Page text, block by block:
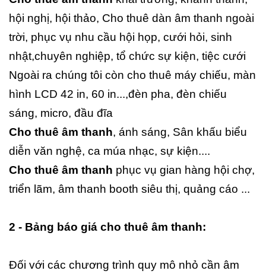
hội nghị, hội thảo, Cho thuê dàn âm thanh ngoài
trời, phục vụ nhu cầu hội họp, cưới hỏi, sinh
nhật,chuyên nghiệp, tổ chức sự kiện, tiệc cưới
Ngoài ra chúng tôi còn cho thuê máy chiếu, màn
hình LCD 42 in, 60 in...,đèn pha, đèn chiếu
sáng, micro, đầu đĩa
Cho thuê âm thanh, ánh sáng, Sân khấu biểu
diễn văn nghệ, ca múa nhạc, sự kiện....
Cho thuê âm thanh phục vụ gian hàng hội chợ,
triển lãm, âm thanh booth siêu thị, quảng cáo ...
2 - Bảng báo giá cho thuê âm thanh:
Đối với các chương trình quy mô nhỏ cần âm